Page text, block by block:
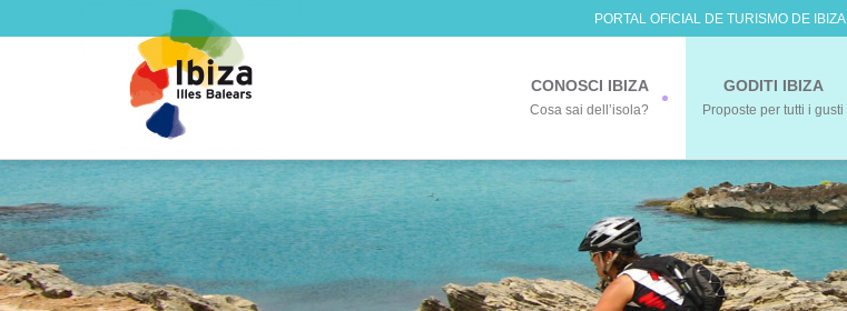
PORTAL OFICIAL DE TURISMO DE IBIZA
CONOSCI IBIZA
Cosa sai dell’isola?
GODITI IBIZA
Proposte per tutti i gusti